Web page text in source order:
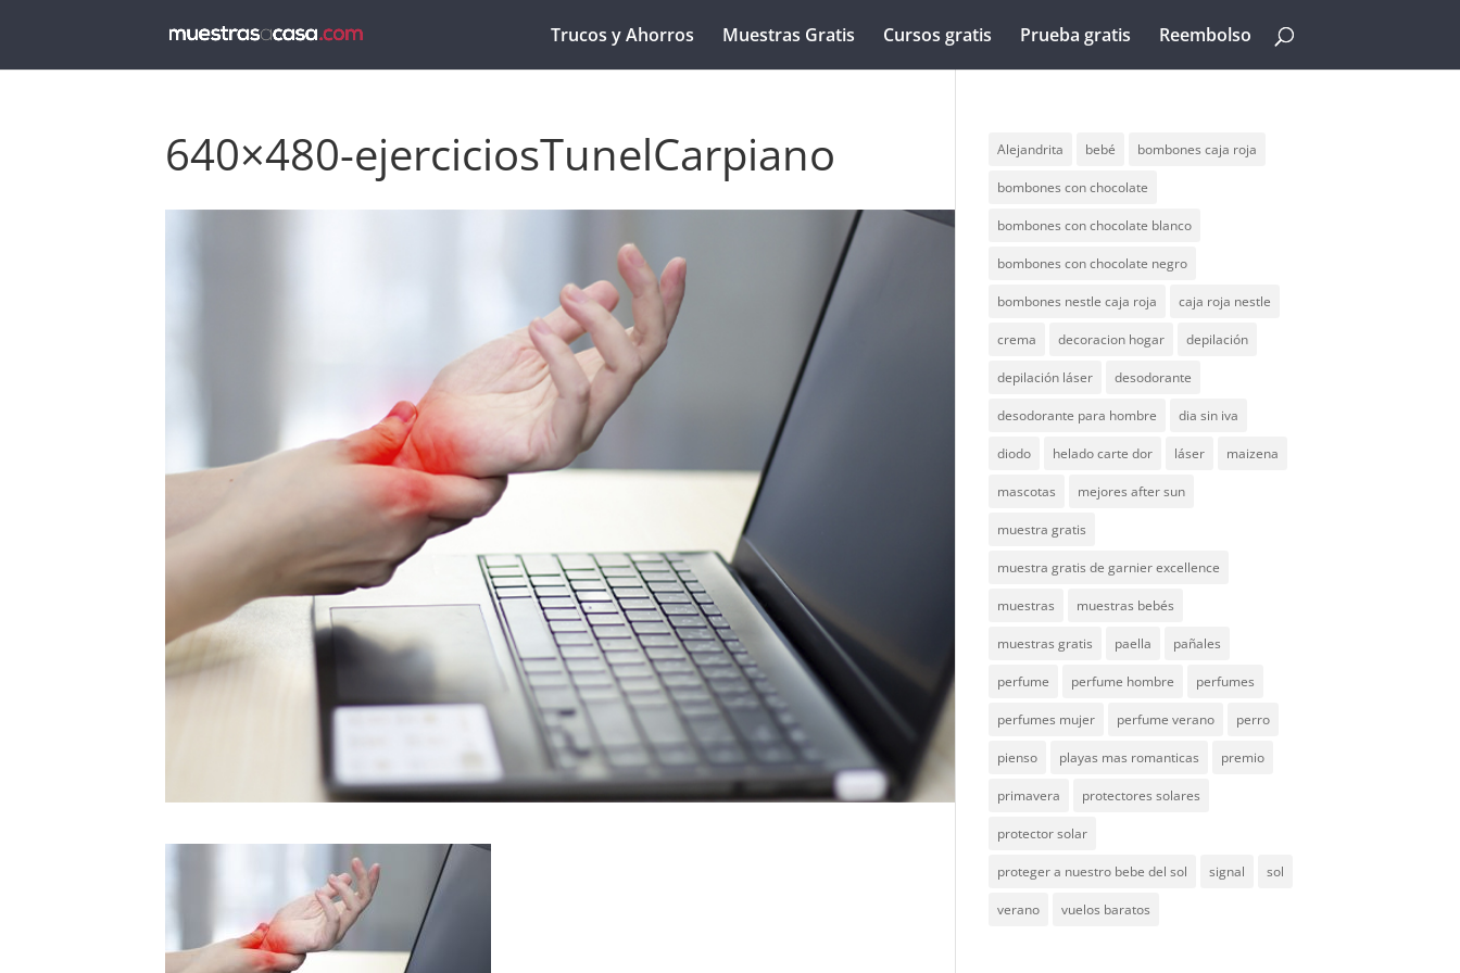
Trucos y Ahorros Muestras Gratis Cursos gratis Prueba gratis Reembolso
640×480-ejerciciosTunelCarpiano Alejandrita bebé bombones caja roja
bombones con chocolate
bombones con chocolate blanco
bombones con chocolate negro
bombones nestle caja roja caja roja nestle
crema decoracion hogar depilación
depilación láser desodorante
desodorante para hombre dia sin iva
diodo helado carte dor láser maizena
mascotas mejores after sun
muestra gratis
muestra gratis de garnier excellence
muestras muestras bebés
muestras gratis paella pañales
perfume perfume hombre perfumes
perfumes mujer perfume verano perro
pienso playas mas romanticas premio
primavera protectores solares
protector solar
proteger a nuestro bebe del sol signal sol
verano vuelos baratos